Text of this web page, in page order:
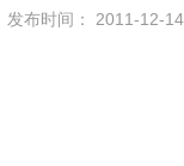
发布时间： 2011-12-